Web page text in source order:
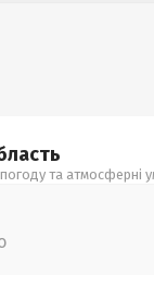
та атмосферні